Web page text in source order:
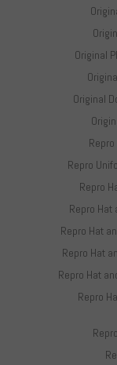
Original
Original
Repro
Repro
Repro Hat
Repro Hat
Repro Hat
Repro Hat
Repro